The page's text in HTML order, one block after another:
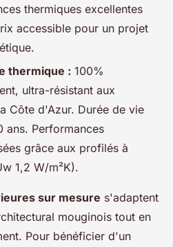
thermiques excellentes
accessible pour un projet
thermique : 100%
ultra-résistant aux
Côte d'Azur. Durée de vie
ans. Performances
grâce aux profilés à
1,2 W/m²K).
sur mesure s'adaptent
mouginois tout en
Pour bénéficier d'un